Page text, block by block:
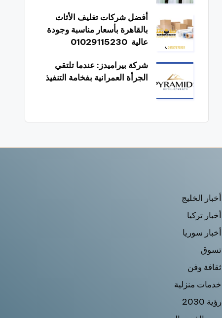
أفضل شركات تغليف الأثاث
بالقاهرة بأسعار مناسبة وجودة
عالية 01029115230
شركة بيراميدز: عندما تلتقي
الجرأة العمرانية بفخامة التنفيذ
أخبار الخليج
أخبار تركيا
أخبار سوريا
تسوق
ثقافة وفن
خدمات منزلية
رؤية 2030